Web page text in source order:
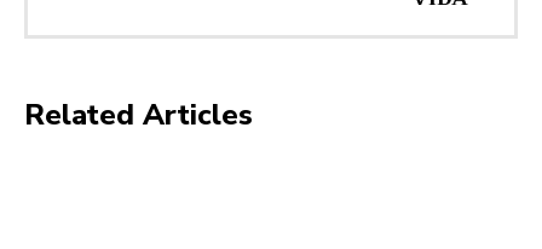
Related Articles